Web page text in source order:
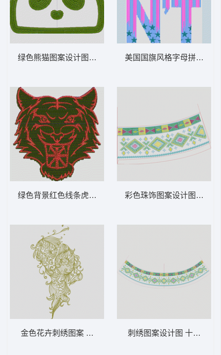
绿色熊猫图案设计图 熊猫 珠片
绿色背景红色线条虎头图案 虎头
金色花卉刺绣图案 抽象 复杂 线条
美国国旗风格字母拼贴 字
彩色珠饰图案设计图 十字
刺绣图案设计图 十字绣条